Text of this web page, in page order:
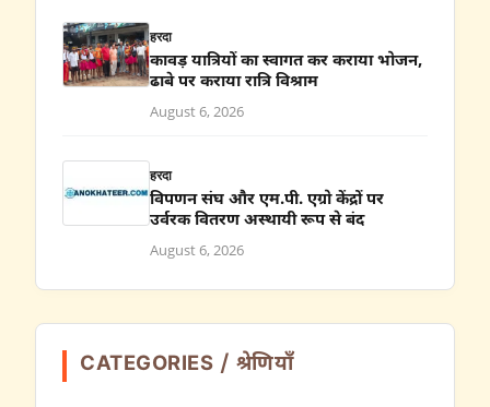
हरदा
कावड़ यात्रियों का स्वागत कर कराया भोजन,
ढाबे पर कराया रात्रि विश्राम
August 6, 2026
हरदा
विपणन संघ और एम.पी. एग्रो केंद्रों पर
उर्वरक वितरण अस्थायी रूप से बंद
August 6, 2026
CATEGORIES / श्रेणियाँ